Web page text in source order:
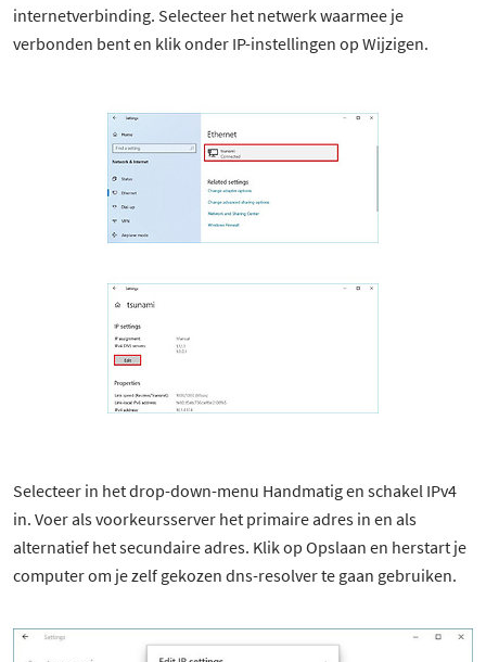
internetverbinding. Selecteer het netwerk waarmee je
verbonden bent en klik onder IP-instellingen op Wijzigen.
Selecteer in het drop-down-menu Handmatig en schakel IPv4
in. Voer als voorkeursserver het primaire adres in en als
alternatief het secundaire adres. Klik op Opslaan en herstart je
computer om je zelf gekozen dns-resolver te gaan gebruiken.